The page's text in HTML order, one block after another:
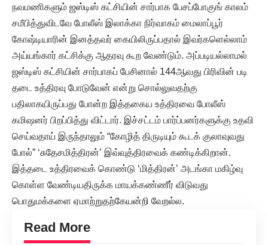
நவமணிகளும் ஜஸ்டிஸ் கட்சியின் சார்பாக பேசப்போகுங் காலம்
சமீபித்துவிடவே போலீஸ் இலாக்கா நிர்வாகம் மைலாப்பூர்
கோஷ்டியாரின் இனத்தவர் கையிலிருப்பதால் இவர்களெல்லாம்
அய்யங்கார் கட்சிக்கு ஆதரவு கூற வேண்டும். அப்படியல்லாமல்
ஜஸ்டிஸ் கட்சியின் சார்பாகப் பேசினால் 144ஆவது பிரிவின் படி
தடை உத்திரவு போடுவேன் என்று சொல்லுவதற்கு
பதிலாகயிருப்பது போன்ற இத்தகைய உத்திரவை போலீஸ்
கமிஷனர் பிறப்பித்து விட்டார். இச்சட்டம் பார்ப்பனர்களுக்கு உதவி
செய்வதாய் இருந்தாலும் “கோழித் திருடியும் கூடக் குலாவுவது
போல்” ‘சுதேசமித்திரன்’ இவ்வுத்திரவைக் கண்டிக்கிறான்.
இத்தடை உத்திரவைக் கொண்டு ‘மித்திரன்’ அடங்கா மகிழ்வு
கொள்ள வேண்டியதிருக்க மாயக்கண்ணீர் விடுவது
பொதுமக்களை ஏமாற்றுதற்கேயன்றி வேறல்ல.
Read More